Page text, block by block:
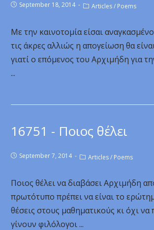
September 18, 2014 Articles / Poems
Με την καινοτομία είσαι
τις άκρες αλλιώς η απογείωση θα
γιατί ο επόμενος του Αρχιμήδη για
...
16751 - Ποιος θέλει
September 7, 2014 Articles / Poems
Ποιος θέλει να διαβάσει Αρχιμήδη
πρωτότυπο πρέπει να είναι το
θέσεις στους μαθηματικούς κι όχι να
γίνουν φιλόλογοι ...